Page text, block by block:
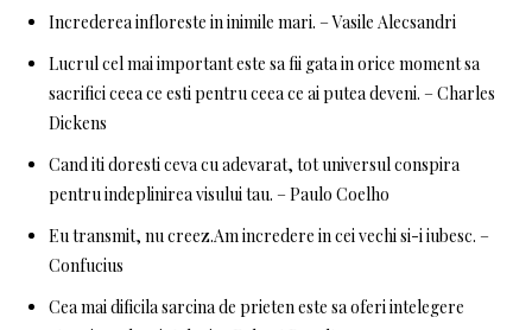
Increderea infloreste in inimile mari. – Vasile Alecsandri
Lucrul cel mai important este sa fii gata in orice moment sa
sacrifici ceea ce esti pentru ceea ce ai putea deveni. – Charles
Dickens
Cand iti doresti ceva cu adevarat, tot universul conspira
pentru indeplinirea visului tau. – Paulo Coelho
Eu transmit, nu creez.Am incredere in cei vechi si-i iubesc. –
Confucius
Cea mai dificila sarcina de prieten este sa oferi intelegere